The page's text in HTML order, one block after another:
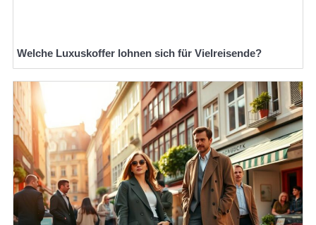
Welche Luxuskoffer lohnen sich für Vielreisende?